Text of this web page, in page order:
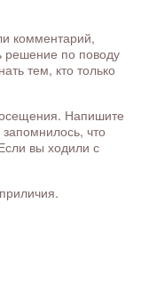
комментарий,
по поводу
тем, кто только
Напишите
что
вы ходили с